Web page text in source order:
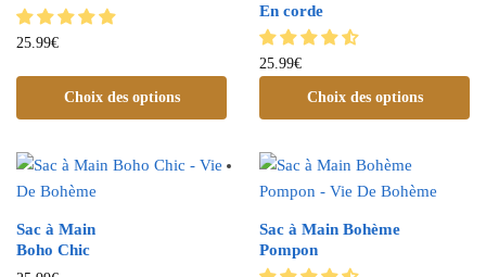
25.99€
Choix des options
En corde
25.99€
Choix des options
Sac à Main
Boho Chic
Sac à Main Bohème
Pompon